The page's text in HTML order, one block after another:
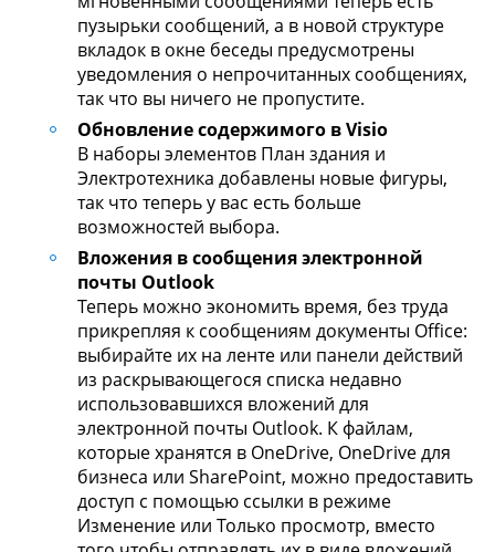
пузырьки сообщений, а в новой структуре
вкладок в окне беседы предусмотрены
уведомления о непрочитанных сообщениях,
так что вы ничего не пропустите.
Обновление содержимого в Visio
В наборы элементов План здания и
Электротехника добавлены новые фигуры,
так что теперь у вас есть больше
возможностей выбора.
Вложения в сообщения электронной
почты Outlook
Теперь можно экономить время, без труда
прикрепляя к сообщениям документы Office:
выбирайте их на ленте или панели действий
из раскрывающегося списка недавно
использовавшихся вложений для
электронной почты Outlook. К файлам,
которые хранятся в OneDrive, OneDrive для
бизнеса или SharePoint, можно предоставить
доступ с помощью ссылки в режиме
Изменение или Только просмотр, вместо